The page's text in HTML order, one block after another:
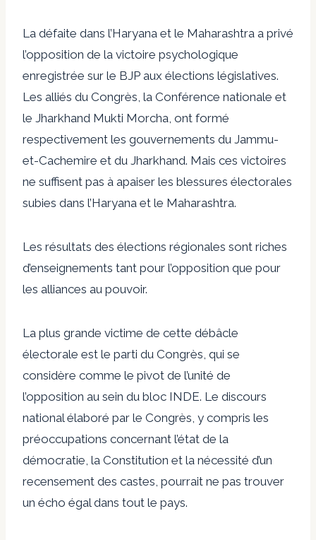
La défaite dans l’Haryana et le Maharashtra a privé
l’opposition de la victoire psychologique
enregistrée sur le BJP aux élections législatives.
Les alliés du Congrès, la Conférence nationale et
le Jharkhand Mukti Morcha, ont formé
respectivement les gouvernements du Jammu-
et-Cachemire et du Jharkhand. Mais ces victoires
ne suffisent pas à apaiser les blessures électorales
subies dans l’Haryana et le Maharashtra.
Les résultats des élections régionales sont riches
d’enseignements tant pour l’opposition que pour
les alliances au pouvoir.
La plus grande victime de cette débâcle
électorale est le parti du Congrès, qui se
considère comme le pivot de l’unité de
l’opposition au sein du bloc INDE. Le discours
national élaboré par le Congrès, y compris les
préoccupations concernant l’état de la
démocratie, la Constitution et la nécessité d’un
recensement des castes, pourrait ne pas trouver
un écho égal dans tout le pays.